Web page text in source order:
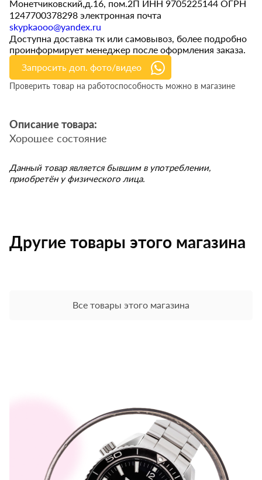
Монетчиковский,д.16, пом.2П ИНН 9705225144 ОГРН
1247700378298 электронная почта
skypkaooo@yandex.ru
Доступна доставка тк или самовывоз, более подробно
проинформирует менеджер после оформления заказа.
Запросить доп. фото/видео
Проверить товар на работоспособность можно в магазине
Описание товара:
Хорошее состояние
Данный товар является бывшим в употреблении,
приобретён у физического лица.
Другие товары этого магазина
Все товары этого магазина